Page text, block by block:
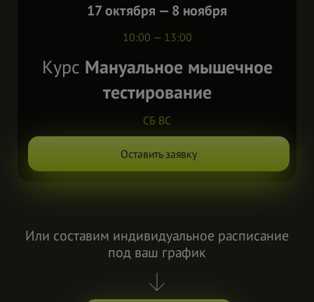
17 октября — 8 ноября
10:00 — 13:00
Курс Мануальное мышечное
тестирование
СБ ВС
Оставить заявку
Или составим индивидуальное расписание
под ваш график